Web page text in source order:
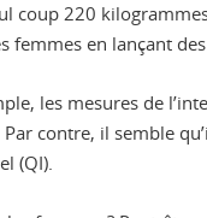
coup 220
en lançant
les mesures de
contre, il semble
(QI).